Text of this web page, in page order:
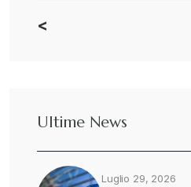
Dazi
Diritto tributario
Diritto tributario nazionale
<
Ultime News
Luglio 29, 2026